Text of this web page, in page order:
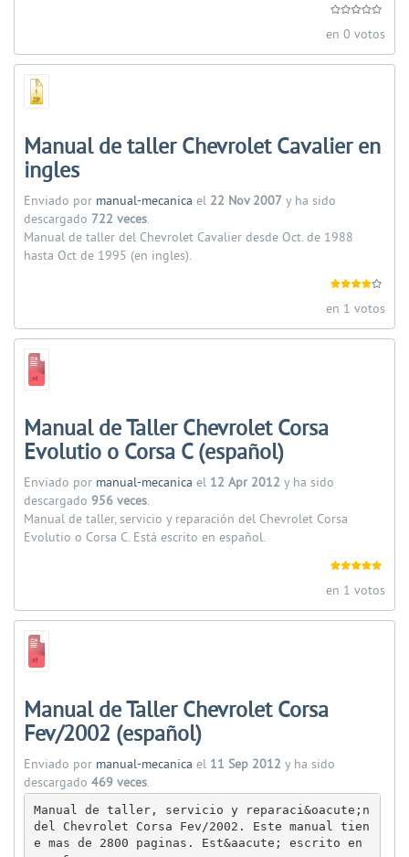
en 0 votos
Manual de taller Chevrolet Cavalier en
ingles
Enviado por manual-mecanica el 22 Nov 2007 y ha sido
descargado 722 veces.
Manual de taller del Chevrolet Cavalier desde Oct. de 1988
hasta Oct de 1995 (en ingles).
en 1 votos
Manual de Taller Chevrolet Corsa
Evolutio o Corsa C (español)
Enviado por manual-mecanica el 12 Apr 2012 y ha sido
descargado 956 veces.
Manual de taller, servicio y reparación del Chevrolet Corsa
Evolutio o Corsa C. Está escrito en español.
en 1 votos
Manual de Taller Chevrolet Corsa
Fev/2002 (español)
Enviado por manual-mecanica el 11 Sep 2012 y ha sido
descargado 469 veces.
Manual de taller, servicio y reparaci&oacute;n
del Chevrolet Corsa Fev/2002. Este manual tien
e mas de 2800 paginas. Est&aacute; escrito en